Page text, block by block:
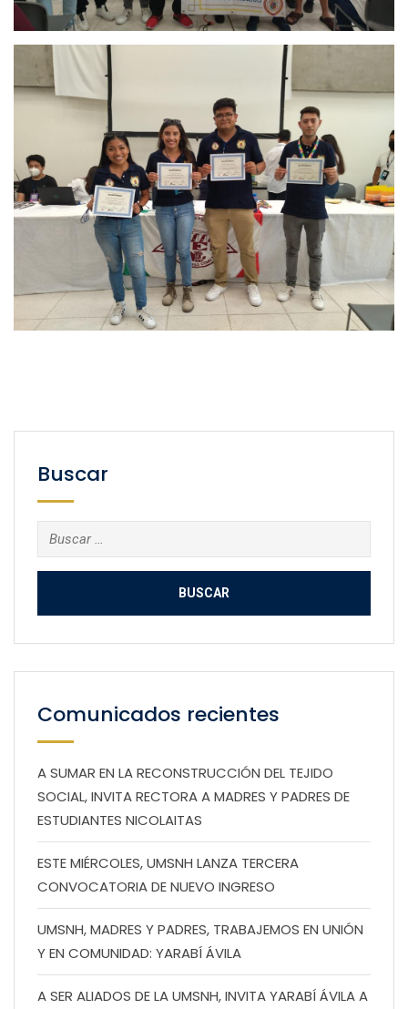
Buscar
Buscar:
Comunicados recientes
A SUMAR EN LA RECONSTRUCCIÓN DEL TEJIDO
SOCIAL, INVITA RECTORA A MADRES Y PADRES DE
ESTUDIANTES NICOLAITAS
ESTE MIÉRCOLES, UMSNH LANZA TERCERA
CONVOCATORIA DE NUEVO INGRESO
UMSNH, MADRES Y PADRES, TRABAJEMOS EN UNIÓN
Y EN COMUNIDAD: YARABÍ ÁVILA
A SER ALIADOS DE LA UMSNH, INVITA YARABÍ ÁVILA A